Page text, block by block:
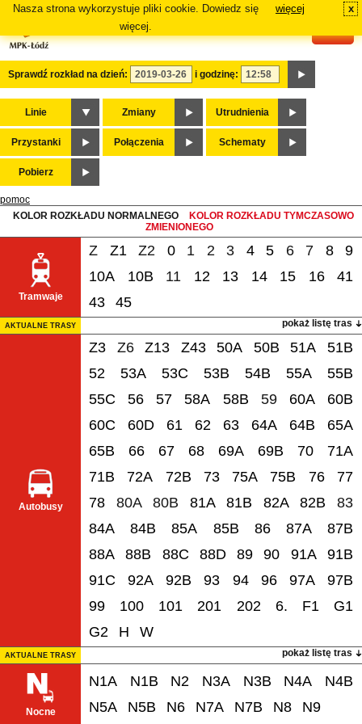
Nasza strona wykorzystuje pliki cookie. Dowiedz się
więcej.
więcej x
Sprawdź rozkład na dzień: i godzinę:
Linie Zmiany Utrudnienia
Przystanki Połączenia Schematy
Pobierz
pomoc
KOLOR ROZKŁADU NORMALNEGO
KOLOR ROZKŁADU TYMCZASOWO
ZMIENIONEGO
Tramwaje
Z Z1 Z2 0 1 2 3 4 5 6 7 8
9
10A
10B 11 12 13 14 15 16
41
43
45
pokaż listę tras
AKTUALNE TRASY
Autobusy
Z3 Z6 Z13 Z43 50A 50B 51A
51B
52
53A 53C 53B 54B 55A
55B
55C
56 57 58A 58B 59 60A
60B
60C
60D 61 62 63 64A 64B
65A
65B
66 67 68 69A 69B 70
71A
71B
72A 72B 73 75A 75B 76
77
78
80A 80B 81A 81B 82A 82B
83
84A
84B 85A 85B 86 87A
87B
88A
88B 88C 88D 89 90 91A
91B
91C
92A 92B 93 94 96 97A
97B
99
100 101 201 202 6. F1
G1
G2
H W
pokaż listę tras
AKTUALNE TRASY
Nocne
N1A N1B N2 N3A N3B N4A
N4B
N5A
N5B N6 N7A N7B N8 N9